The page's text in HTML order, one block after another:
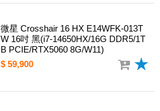
微星 Crosshair 16 HX E14WFK-013T
W 16吋 黑(i7-14650HX/16G DDR5/1T
B PCIE/RTX5060 8G/W11)
$ 59,900